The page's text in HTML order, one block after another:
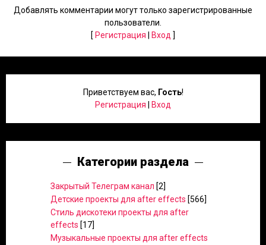
Добавлять комментарии могут только зарегистрированные
пользователи.
[ Регистрация Вход ]
Приветствуем вас, Гость!
Регистрация
Вход
Категории раздела
Закрытый Телеграм канал [2]
Детские проекты для after effects [566]
Стиль дискотеки проекты для after
effects [17]
Музыкальные проекты для after effects